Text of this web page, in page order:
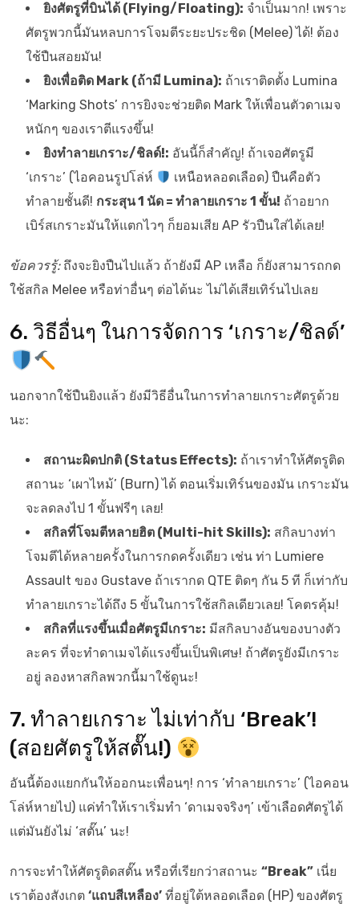
ยิงศัตรูที่บินได้ (Flying/Floating): จำเป็นมาก! เพราะ
ศัตรูพวกนี้มันหลบการโจมตีระยะประชิด (Melee) ได้! ต้อง
ใช้ปืนสอยมัน!
ยิงเพื่อติด Mark (ถ้ามี Lumina): ถ้าเราติดตั้ง Lumina
‘Marking Shots’ การยิงจะช่วยติด Mark ให้เพื่อนตัวดาเมจ
หนักๆ ของเราตีแรงขึ้น!
ยิงทำลายเกราะ/ชิลด์!: อันนี้ก็สำคัญ! ถ้าเจอศัตรูมี
‘เกราะ’ (ไอคอนรูปโล่ห์
เหนือหลอดเลือด) ปืนคือตัว
ทำลายชั้นดี! กระสุน 1 นัด = ทำลายเกราะ 1 ขั้น! ถ้าอยาก
เบิร์สเกราะมันให้แตกไวๆ ก็ยอมเสีย AP รัวปืนใส่ได้เลย!
ข้อควรรู้:ถึงจะยิงปืนไปแล้ว ถ้ายังมี AP เหลือ ก็ยังสามารถกด
ใช้สกิล Melee หรือท่าอื่นๆ ต่อได้นะ ไม่ได้เสียเทิร์นไปเลย
6. วิธีอื่นๆ ในการจัดการ ‘เกราะ/ชิลด์’
นอกจากใช้ปืนยิงแล้ว ยังมีวิธีอื่นในการทำลายเกราะศัตรูด้วย
นะ:
สถานะผิดปกติ (Status Effects): ถ้าเราทำให้ศัตรูติด
สถานะ ‘เผาไหม้’ (Burn) ได้ ตอนเริ่มเทิร์นของมัน เกราะมัน
จะลดลงไป 1 ขั้นฟรีๆ เลย!
สกิลที่โจมตีหลายฮิต (Multi-hit Skills): สกิลบางท่า
โจมตีได้หลายครั้งในการกดครั้งเดียว เช่น ท่า Lumiere
Assault ของ Gustave ถ้าเรากด QTE ติดๆ กัน 5 ที ก็เท่ากับ
ทำลายเกราะได้ถึง 5 ขั้นในการใช้สกิลเดียวเลย! โคตรคุ้ม!
สกิลที่แรงขึ้นเมื่อศัตรูมีเกราะ: มีสกิลบางอันของบางตัว
ละคร ที่จะทำดาเมจได้แรงขึ้นเป็นพิเศษ! ถ้าศัตรูยังมีเกราะ
อยู่ ลองหาสกิลพวกนี้มาใช้ดูนะ!
7. ทำลายเกราะ ไม่เท่ากับ ‘Break’!
(สอยศัตรูให้สตั๊น!)
อันนี้ต้องแยกกันให้ออกนะเพื่อนๆ! การ ‘ทำลายเกราะ’ (ไอคอน
โล่ห์หายไป) แค่ทำให้เราเริ่มทำ ‘ดาเมจจริงๆ’ เข้าเลือดศัตรูได้
แต่มันยังไม่ ‘สตั๊น’ นะ!
การจะทำให้ศัตรูติดสตั๊น หรือที่เรียกว่าสถานะ “Break” เนี่ย
เราต้องสังเกต ‘แถบสีเหลือง’ ที่อยู่ใต้หลอดเลือด (HP) ของศัตรู